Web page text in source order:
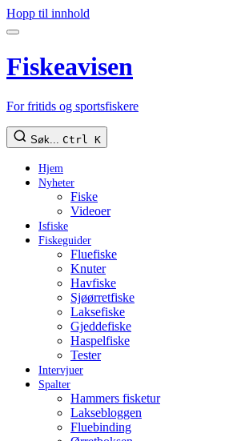
Hopp til innhold
Fiskeavisen
For fritids og sportsfiskere
Søk... Ctrl K
Hjem
Nyheter
Fiske
Videoer
Isfiske
Fiskeguider
Fluefiske
Knuter
Havfiske
Sjøørretfiske
Laksefiske
Gjeddefiske
Haspelfiske
Tester
Intervjuer
Spalter
Hammers fisketur
Laksebloggen
Fluebinding